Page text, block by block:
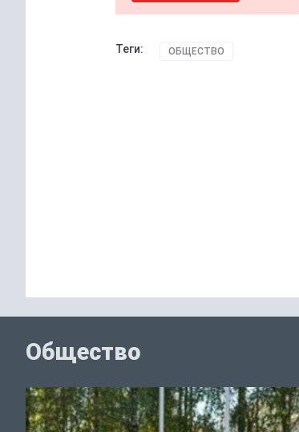
Теги: ОБЩЕСТВО
Общество